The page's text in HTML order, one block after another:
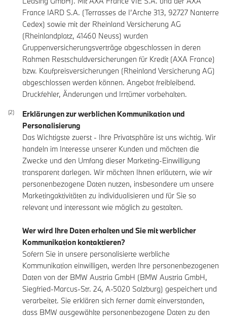
France IARD S.A. (Terrasses de I’Arche 313, 92727 Nanterre
Cedex) sowie mit der Rheinland Versicherung AG
(Rheinlandplatz, 41460 Neuss) wurden
Gruppenversicherungsverträge abgeschlossen in deren
Rahmen Restschuldversicherungen für Kredit (AXA France)
bzw. Kaufpreisversicherungen (Rheinland Versicherung AG)
abgeschlossen werden können. Angebot freibleibend.
Druckfehler, Änderungen und Irrtümer vorbehalten.
Erklärungen zur werblichen Kommunikation und
Personalisierung
Das Wichtigste zuerst - Ihre Privatsphäre ist uns wichtig. Wir
handeln im Interesse unserer Kunden und möchten die
Zwecke und den Umfang dieser Marketing-Einwilligung
transparent darlegen. Wir möchten Ihnen erläutern, wie wir
personenbezogene Daten nutzen, insbesondere um unsere
Marketingaktivitäten zu individualisieren und für Sie so
relevant und interessant wie möglich zu gestalten.
Wer wird Ihre Daten erhalten und Sie mit werblicher
Kommunikation kontaktieren?
Sofern Sie in unsere personalisierte werbliche
Kommunikation einwilligen, werden Ihre personenbezogenen
Daten von der BMW Austria GmbH (BMW Austria GmbH,
Siegfried-Marcus-Str. 24, A-5020 Salzburg) gespeichert und
verarbeitet. Sie erklären sich ferner damit einverstanden,
dass BMW ausgewählte personenbezogene Daten zu den